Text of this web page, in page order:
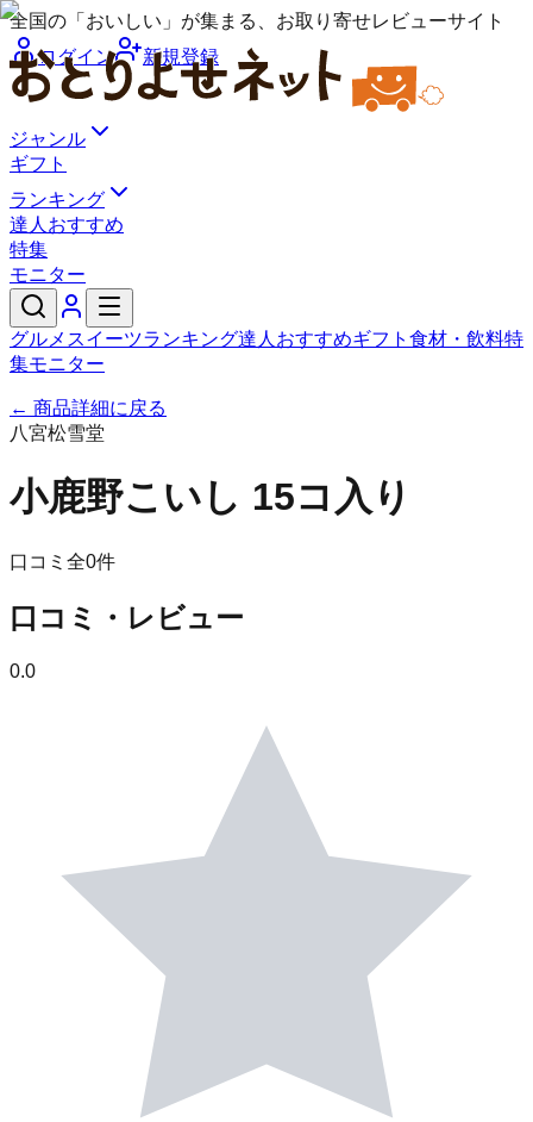
全国の「おいしい」が集まる、お取り寄せレビューサイト
ログイン
新規登録
ジャンル
ギフト
ランキング
達人おすすめ
特集
モニター
グルメ スイーツランキング達人おすすめギフト 食材・飲料特
集モニター
← 商品詳細に戻る
八宮松雪堂
小鹿野こいし 15コ入り
口コミ全0件
口コミ・レビュー
0.0